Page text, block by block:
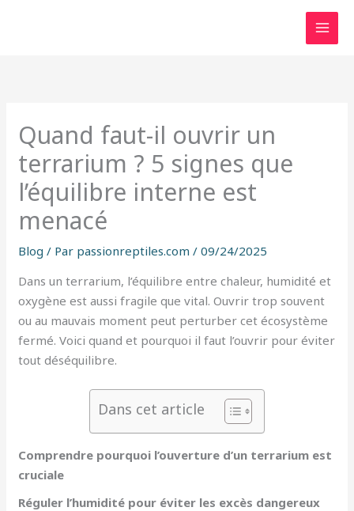
Quand faut-il ouvrir un
terrarium ? 5 signes que
l’équilibre interne est
menacé
Blog / Par passionreptiles.com/09/24/2025
Dans un terrarium, l’équilibre entre chaleur, humidité et
oxygène est aussi fragile que vital. Ouvrir trop souvent
ou au mauvais moment peut perturber cet écosystème
fermé. Voici quand et pourquoi il faut l’ouvrir pour éviter
tout déséquilibre.
Dans cet article
Comprendre pourquoi l’ouverture d’un terrarium est
cruciale
Réguler l’humidité pour éviter les excès dangereux